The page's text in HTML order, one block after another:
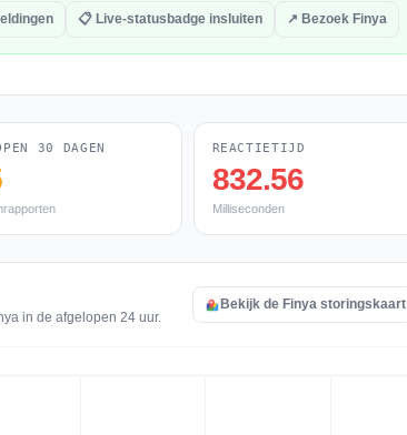
📋 Live-statusbadge insluiten ↗ Bezoek Finya
30 DAGEN REACTIETIJD
832.56
Milliseconden
in de afgelopen 24 uur.
Bekijk de Finya storingskaart